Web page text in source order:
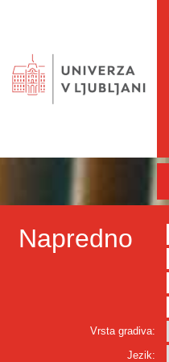
Napredno
Vrsta gradiva:
Jezik: